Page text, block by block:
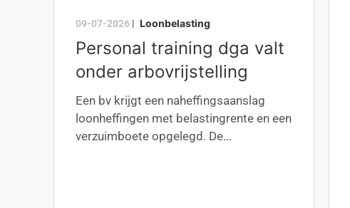
09-07-2026 | Loonbelasting
Personal training dga valt
onder arbovrijstelling
Een bv krijgt een naheffingsaanslag
loonheffingen met belastingrente en een
verzuimboete opgelegd. De...